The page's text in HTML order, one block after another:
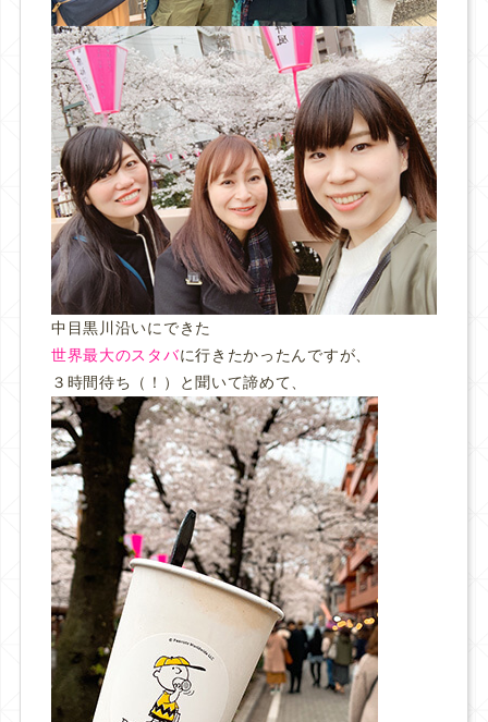
中目黒川沿いにできた
世界最大のスタバに行きたかったんですが、
３時間待ち（！）と聞いて諦めて、